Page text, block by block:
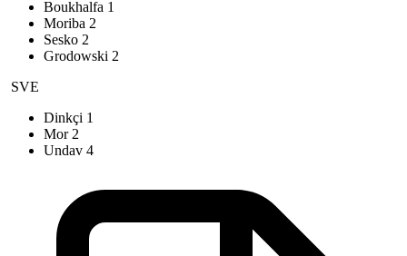
Boukhalfa 1
Moriba 2
Sesko 2
Grodowski 2
SVE
Dinkçi 1
Mor 2
Undav 4